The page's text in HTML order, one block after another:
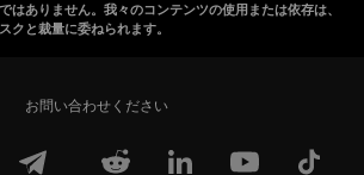
はありません。我々のコンテンツの使用または依存は、
クと裁量に委ねられます。
お問い合わせください